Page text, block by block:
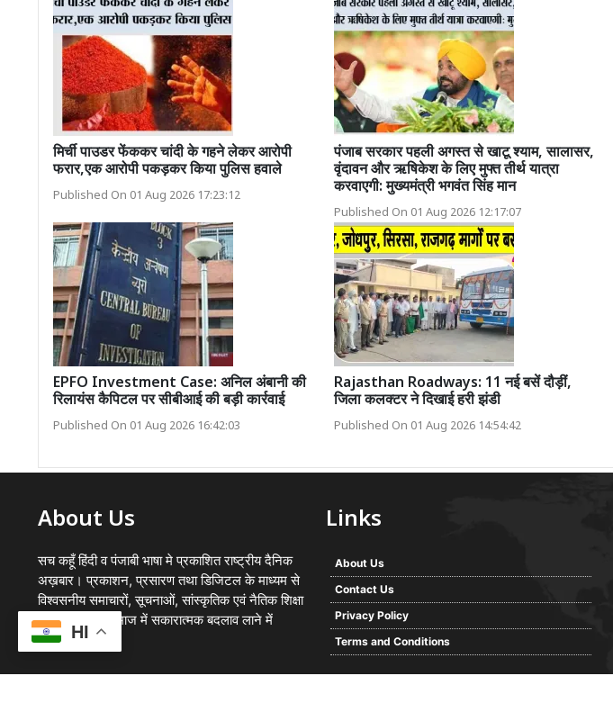
मिर्ची पाउडर फेंककर चांदी के गहने लेकर आरोपी
फरार,एक आरोपी पकड़कर किया पुलिस हवाले
Published On 01 Aug 2026 17:23:12
पंजाब सरकार पहली अगस्त से खाटू श्याम, सालासर,
वृंदावन और ऋषिकेश के लिए मुफ्त तीर्थ यात्रा
करवाएगी: मुख्यमंत्री भगवंत सिंह मान
Published On 01 Aug 2026 12:17:07
EPFO Investment Case: अनिल अंबानी की
रिलायंस कैपिटल पर सीबीआई की बड़ी कार्रवाई
Published On 01 Aug 2026 16:42:03
Rajasthan Roadways: 11 नई बसें दौड़ीं,
जिला कलक्टर ने दिखाई हरी झंडी
Published On 01 Aug 2026 14:54:42
About Us
सच कहूँ हिंदी व पंजाबी भाषा मे प्रकाशित राष्ट्रीय दैनिक
अख़बार। प्रकाशन, प्रसारण तथा डिजिटल के माध्यम से
विश्वसनीय समाचारों, सूचनाओं, सांस्कृतिक एवं नैतिक शिक्षा
का प्रसार कर समाज में सकारात्मक बदलाव लाने में
प्रयासरत
Links
About Us
Contact Us
Privacy Policy
Terms and Conditions
HI